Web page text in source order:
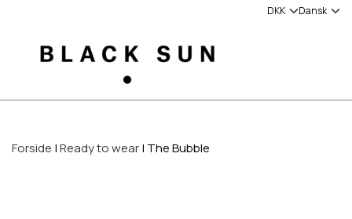
Forside Ready to wear The Bubble